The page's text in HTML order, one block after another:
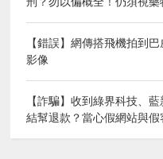
【錯誤】網傳搭飛機拍到
影像
【詐騙】收到綠界科技、
結幫退款？當心假網站與假